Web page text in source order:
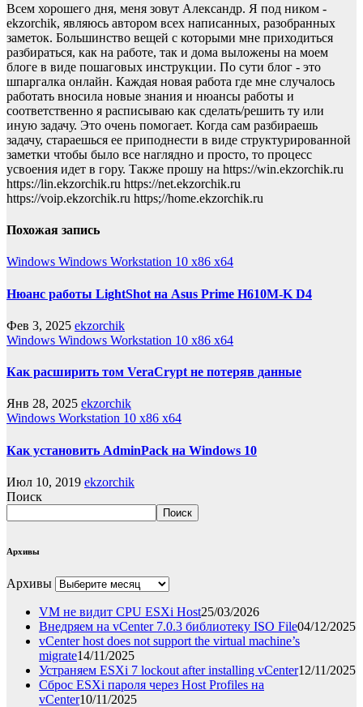
Всем хорошего дня, меня зовут Александр. Я под ником -
ekzorchik, являюсь автором всех написанных, разобранных
заметок. Большинство вещей с которыми мне приходиться
разбираться, как на работе, так и дома выложены на моем
блоге в виде пошаговых инструкции. По сути блог - это
шпаргалка онлайн. Каждая новая работа где мне случалось
работать вносила новые знания и нюансы работы и
соответственно я расписываю как сделать/решить ту или
иную задачу. Это очень помогает. Когда сам разбираешь
задачу, стараешься ее приподнести в виде структурированной
заметки чтобы было все наглядно и просто, то процесс
усвоения идет в гору. Также прошу на https://win.ekzorchik.ru
https://lin.ekzorchik.ru https://net.ekzorchik.ru
https://voip.ekzorchik.ru https;//home.ekzorchik.ru
Похожая запись
Windows Windows Workstation 10 x86 x64
Нюанс работы LightShot на Asus Prime H610M-K D4
Фев 3, 2025 ekzorchik
Windows Windows Workstation 10 x86 x64
Как расширить том VeraCrypt не потеряв данные
Янв 28, 2025 ekzorchik
Windows Workstation 10 x86 x64
Как установить AdminPack на Windows 10
Июл 10, 2019 ekzorchik
Поиск
Поиск
Архивы
Архивы
VM не видит CPU ESXi Host25/03/2026
Внедряем на vCenter 7.0.3 библиотеку ISO File04/12/2025
vCenter host does not support the virtual machine’s
migrate14/11/2025
Устраняем ESXi 7 lockout after installing vCenter12/11/2025
Сброс ESXi пароля через Host Profiles на
vCenter10/11/2025